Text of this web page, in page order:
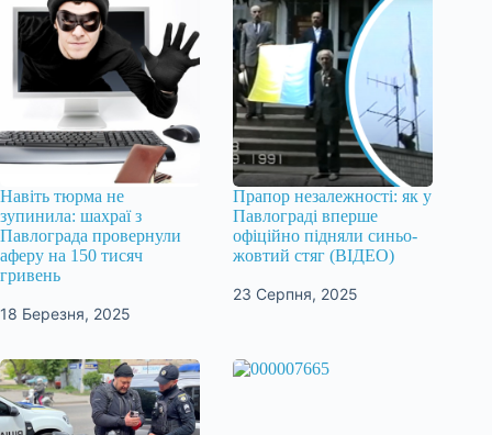
Навіть тюрма не
зупинила: шахраї з
Павлограда провернули
аферу на 150 тисяч
гривень
18 Березня, 2025
Прапор незалежності: як у
Павлограді вперше
офіційно підняли синьо-
жовтий стяг (ВІДЕО)
23 Серпня, 2025